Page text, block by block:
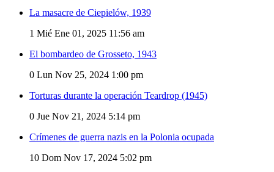
La masacre de Ciepielów, 1939
1 Mié Ene 01, 2025 11:56 am
El bombardeo de Grosseto, 1943
0 Lun Nov 25, 2024 1:00 pm
Torturas durante la operación Teardrop (1945)
0 Jue Nov 21, 2024 5:14 pm
Crímenes de guerra nazis en la Polonia ocupada
10 Dom Nov 17, 2024 5:02 pm